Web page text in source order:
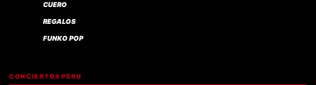
CUERO
REGALOS
FUNKO POP
CONCIERTOS PERU